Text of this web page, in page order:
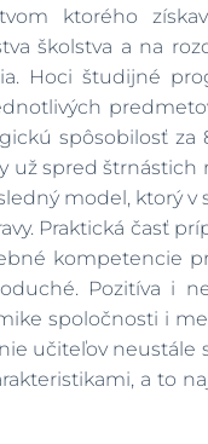
ktorého
školstva a na
Hoci študijné
spôsobilosť za
spred štrnástich
model, ktorý
Praktická časť
kompetencie
Pozitíva i
spoločnosti i
učiteľov neustále
a to